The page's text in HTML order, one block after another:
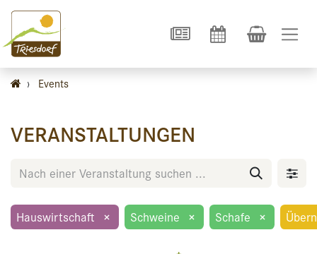
› Events
VERANSTALTUNGEN
Hauswirtschaft × Schweine × Schafe ×